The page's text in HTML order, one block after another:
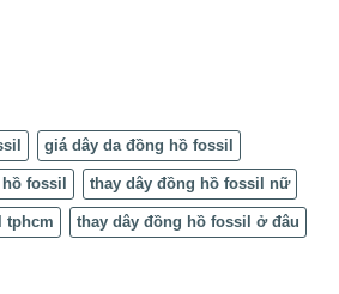
giá dây da đồng hồ fossil
fossil thay dây đồng hồ fossil nữ
tphcm thay dây đồng hồ fossil ở đâu